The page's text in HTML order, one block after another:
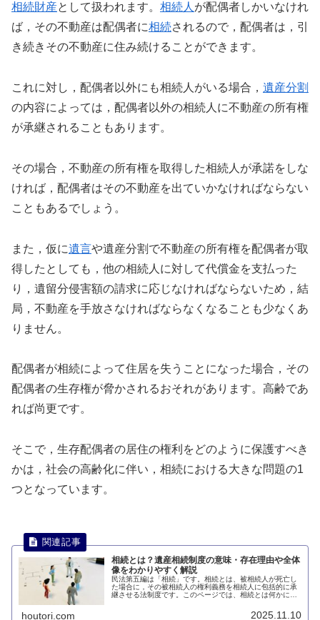
相続財産として扱われます。 相続人 が配偶者しかいなけれ
ば，その不動産は配偶者に相続されるので，配偶者は，引
き続きその不動産に住み続けることができます。
これに対し，配偶者以外にも相続人がいる場合， 遺産分割
の内容によっては，配偶者以外の相続人に不動産の所有権
が承継されることもあります。
その場合，不動産の所有権を取得した相続人が承諾をしな
ければ，配偶者はその不動産を出ていかなければならない
こともあるでしょう。
また，仮に遺言や遺産分割で不動産の所有権を配偶者が取
得したとしても，他の相続人に対して代償金を支払った
り，遺留分侵害額の請求に応じなければならないため，結
局，不動産を手放さなければならなくなることも少なくあ
りません。
配偶者が相続によって住居を失うことになった場合，その
配偶者の生存権が脅かされるおそれがあります。高齢であ
れば尚更です。
そこで，生存配偶者の居住の権利をどのように保護すべき
かは，社会の高齢化に伴い，相続における大きな問題の1
つとなっています。
相続とは？遺産相続制度の意味・存在理由や全体
像をわかりやすく解説
民法第五編は「相続」です。相続とは、被相続人が死亡し
た場合に，その被相続人の権利義務を相続人に包括的に承
継させる法制度です。このページでは、相続とは何かにつ
houtori.com 2025.11.10